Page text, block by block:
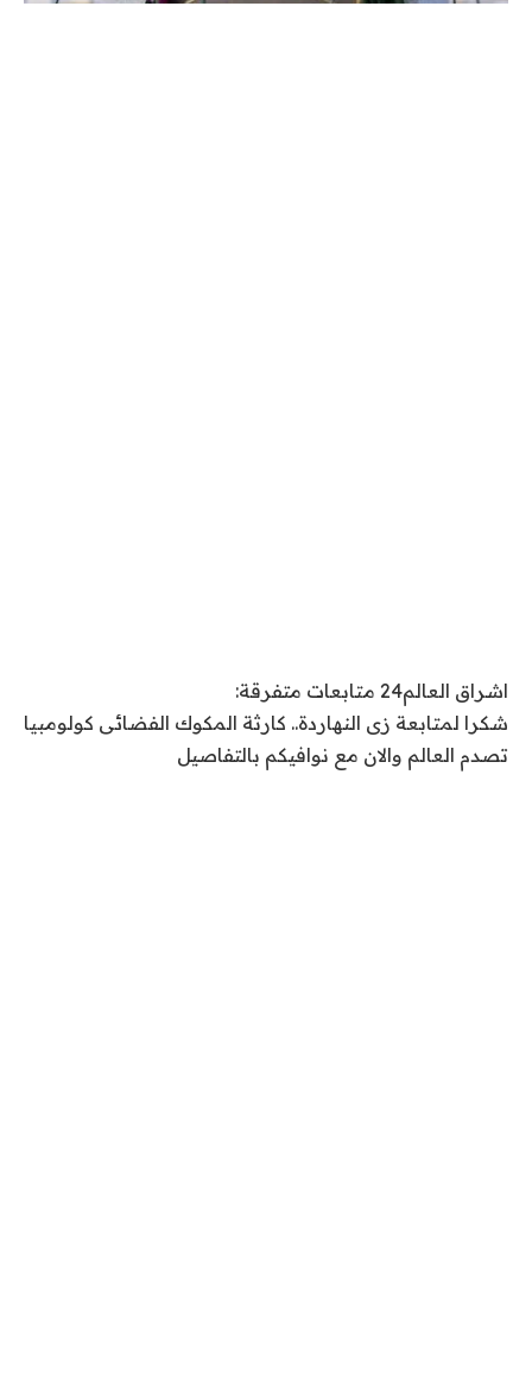
اشراق العالم24 متابعات متفرقة:
شكرا لمتابعة زى النهاردة.. كارثة المكوك الفضائى كولومبيا
تصدم العالم والان مع نوافيكم بالتفاصيل